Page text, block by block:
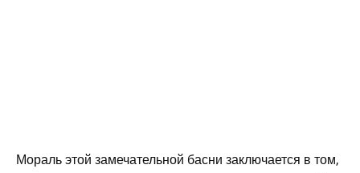
Мораль этой замечательной басни заключается в том,